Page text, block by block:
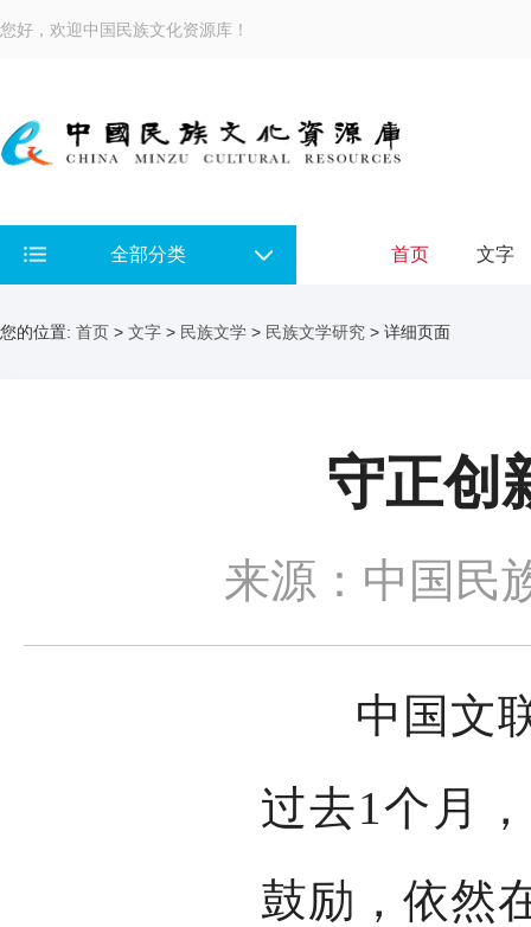
您好，欢迎中国民族文化资源库！
全部分类 首页 文字
您的位置: 首页 > 文字 > 民族文学 > 民族文学研究 > 详细页面
守正创
来源：中国民
中国文联
过去1个月
鼓励，依然